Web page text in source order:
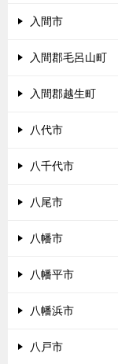
入間市
入間郡毛呂山町
入間郡越生町
八代市
八千代市
八尾市
八幡市
八幡平市
八幡浜市
八戸市